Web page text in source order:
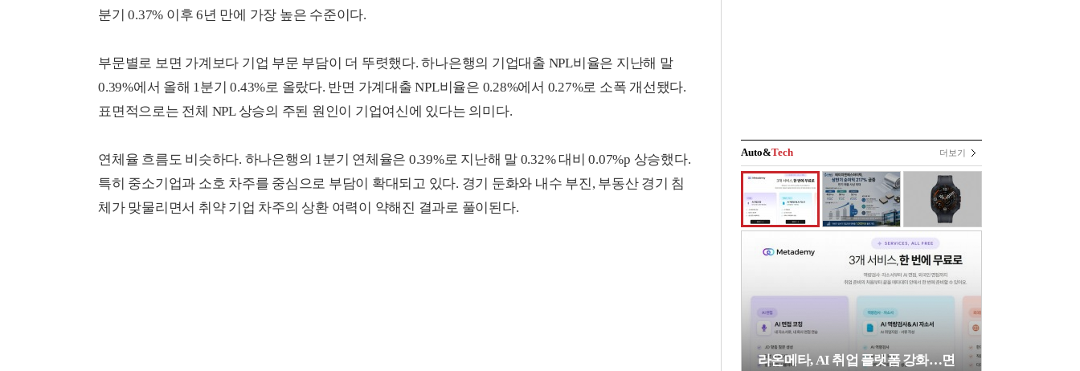
분기 0.37% 이후 6년 만에 가장 높은 수준이다.
부문별로 보면 가계보다 기업 부문 부담이 더 뚜렷했다. 하나은행의 기업대출 NPL비율은 지난해 말
0.39%에서 올해 1분기 0.43%로 올랐다. 반면 가계대출 NPL비율은 0.28%에서 0.27%로 소폭 개선됐다.
표면적으로는 전체 NPL 상승의 주된 원인이 기업여신에 있다는 의미다.
연체율 흐름도 비슷하다. 하나은행의 1분기 연체율은 0.39%로 지난해 말 0.32% 대비 0.07%p 상승했다.
특히 중소기업과 소호 차주를 중심으로 부담이 확대되고 있다. 경기 둔화와 내수 부진, 부동산 경기 침
체가 맞물리면서 취약 기업 차주의 상환 여력이 약해진 결과로 풀이된다.
Auto&Tech 더보기
라온메타, AI 취업 플랫폼 강화…면